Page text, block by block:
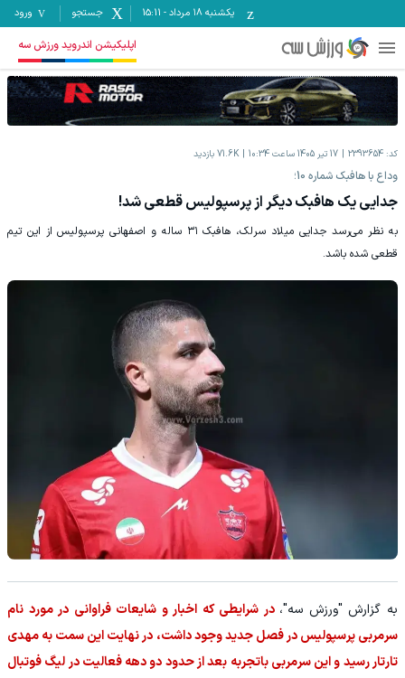
یکشنبه ۱۸ مرداد -
15:11 جستجو ورود
اپلیکیشن اندروید ورزش سه
کد: 2393654 17 تیر 1405 ساعت 10:34 71.6K بازدید
وداع با هافبک شماره 10؛
جدایی یک هافبک دیگر از پرسپولیس قطعی شد!
به نظر می‌رسد جدایی میلاد سرلک، هافبک ۳۱ ساله و اصفهانی پرسپولیس از این تیم
قطعی شده باشد.
به گزارش "ورزش سه"، در شرایطی که اخبار و شایعات فراوانی در مورد نام
سرمربی پرسپولیس در فصل جدید وجود داشت، در نهایت این سمت به مهدی
تارتار رسید و این سرمربی باتجربه بعد از حدود دو دهه فعالیت در لیگ فوتبال